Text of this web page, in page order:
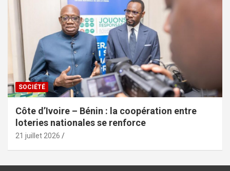
SOCIÉTÉ
Côte d’Ivoire – Bénin : la coopération entre
loteries nationales se renforce
21 juillet 2026